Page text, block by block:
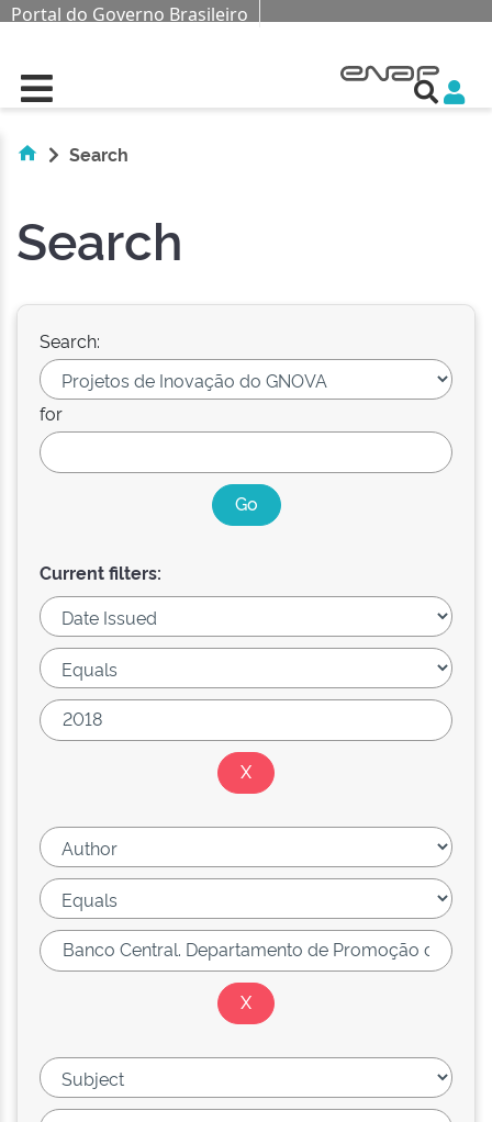
Portal do Governo Brasileiro
Search
Search
Search:
for
Current filters: